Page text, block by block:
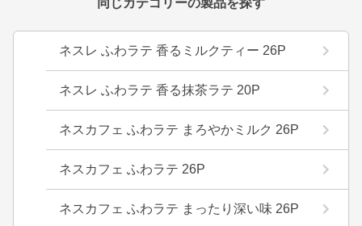
同じカテゴリーの製品を探す
ネスレ ふわラテ 香るミルクティー 26P
ネスレ ふわラテ 香る抹茶ラテ 20P
ネスカフェ ふわラテ まろやかミルク 26P
ネスカフェ ふわラテ 26P
ネスカフェ ふわラテ まったり深い味 26P